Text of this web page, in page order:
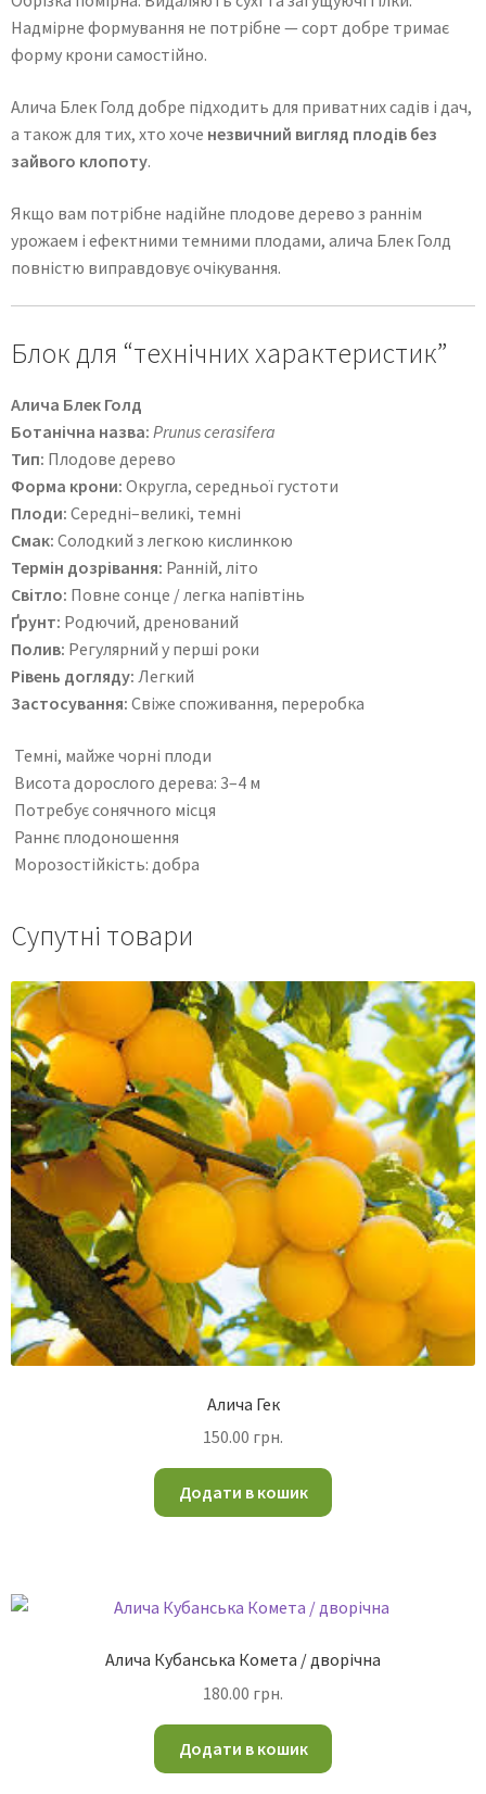
Надмірне формування не потрібне — сорт добре тримає
форму крони самостійно.
Алича Блек Голд добре підходить для приватних садів і дач,
а також для тих, хто хоче незвичний вигляд плодів без
зайвого клопоту.
Якщо вам потрібне надійне плодове дерево з раннім
урожаем і ефектними темними плодами, алича Блек Голд
повністю виправдовує очікування.
Блок для “технічних характеристик”
Алича Блек Голд
Ботанічна назва: Prunus cerasifera
Тип: Плодове дерево
Форма крони: Округла, середньої густоти
Плоди: Середні–великі, темні
Смак: Солодкий з легкою кислинкою
Термін дозрівання: Ранній, літо
Світло: Повне сонце / легка напівтінь
Ґрунт: Родючий, дренований
Полив: Регулярний у перші роки
Рівень догляду: Легкий
Застосування: Свіже споживання, переробка
Темні, майже чорні плоди
Висота дорослого дерева: 3–4 м
Потребує сонячного місця
Раннє плодоношення
Морозостійкість: добра
Супутні товари
Алича Гек
150.00 грн.
Додати в кошик
Алича Кубанська Комета / дворічна
180.00 грн.
Додати в кошик